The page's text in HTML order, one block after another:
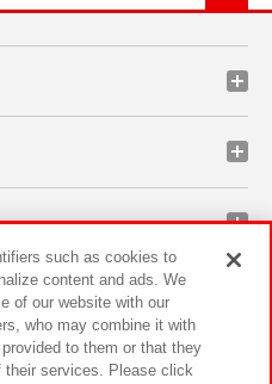
such as cookies to
content and ads. We
of our website with our
who may combine it with
to them or that they
their services. Please click